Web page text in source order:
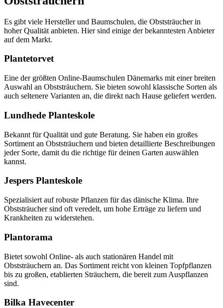
Es gibt viele Hersteller und Baumschulen, die Obststräucher in
hoher Qualität anbieten. Hier sind einige der bekanntesten Anbieter
auf dem Markt.
Plantetorvet
Eine der größten Online-Baumschulen Dänemarks mit einer breiten
Auswahl an Obststräuchern. Sie bieten sowohl klassische Sorten als
auch seltenere Varianten an, die direkt nach Hause geliefert werden.
Lundhede Planteskole
Bekannt für Qualität und gute Beratung. Sie haben ein großes
Sortiment an Obststräuchern und bieten detaillierte Beschreibungen
jeder Sorte, damit du die richtige für deinen Garten auswählen
kannst.
Jespers Planteskole
Spezialisiert auf robuste Pflanzen für das dänische Klima. Ihre
Obststräucher sind oft veredelt, um hohe Erträge zu liefern und
Krankheiten zu widerstehen.
Plantorama
Bietet sowohl Online- als auch stationären Handel mit
Obststräuchern an. Das Sortiment reicht von kleinen Topfpflanzen
bis zu großen, etablierten Sträuchern, die bereit zum Auspflanzen
sind.
Bilka Havecenter